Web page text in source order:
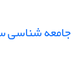
جامعه شناسی